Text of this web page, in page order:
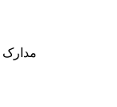
مدارک